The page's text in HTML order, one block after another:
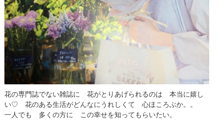
花の専門誌でない雑誌に 花がとりあげられるのは 本当に嬉し
い♡ 花のある生活がどんなにうれしくて 心ほころぶか。。
一人でも 多くの方に この幸せを知ってもらいたい。